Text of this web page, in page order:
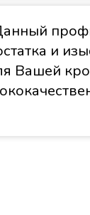
и
Вашей